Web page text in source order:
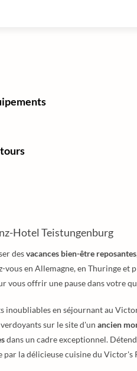
Hotel Teistungenburg
desvacances bien-être
vous en Allemagne, en Thuringe et
vous offrir une pause dans votre
inoubliables en séjournant au
sur le site d'un ancien
dans un cadre exceptionnel.
par la délicieuse cuisine du Victor's